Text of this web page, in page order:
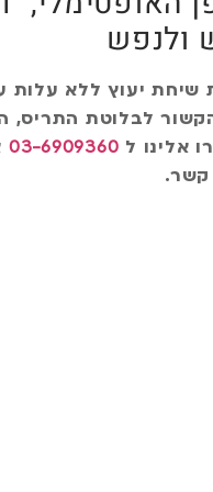
ולנפש
שיחת יעוץ ללא עלות
לבלוטת התריס,
אלינו ל 03-6909360
קשר.